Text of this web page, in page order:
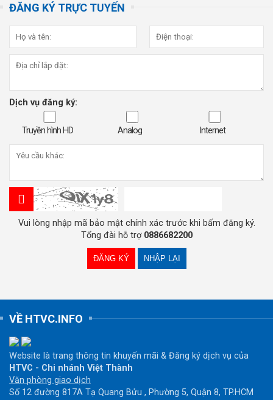
ĐĂNG KÝ TRỰC TUYẾN
Dịch vụ đăng ký:
Truyền hình HD Analog Internet
Vui lòng nhập mã bảo mật chính xác trước khi bấm đăng ký.
Tổng đài hỗ trợ 0886682200
VỀ HTVC.INFO
Website là trang thông tin khuyến mãi & Đăng ký dịch vụ của
HTVC - Chi nhánh Việt Thành
Văn phòng giao dịch
Số 12 đường 817A Tạ Quang Bửu , Phường 5, Quận 8, TP.HCM